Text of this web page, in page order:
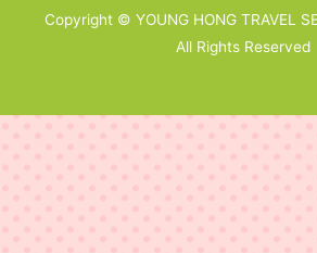
Copyright © YOUNG HONG TRAVEL
All Rights Reserved